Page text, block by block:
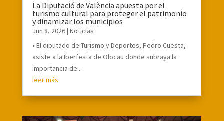
La Diputació de València apuesta por el
turismo cultural para proteger el patrimonio
y dinamizar los municipios
Jun 8, 2026| Noticias
• El diputado de Turismo y Deportes, Pedro Cuesta,
asiste a la Iberfesta de Olocau donde subraya la
importancia de...
leer más